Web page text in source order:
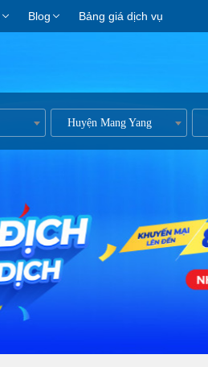
Blog Bảng giá dịch vụ
Huyện Mang Yang